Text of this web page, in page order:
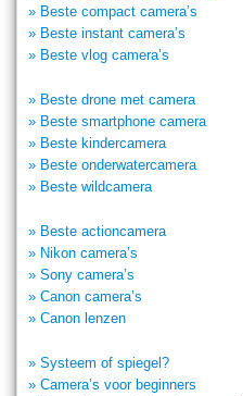
» Beste compact camera’s
» Beste instant camera’s
» Beste vlog camera’s
» Beste drone met camera
» Beste smartphone camera
» Beste kindercamera
» Beste onderwatercamera
» Beste wildcamera
» Beste actioncamera
» Nikon camera’s
» Sony camera’s
» Canon camera’s
» Canon lenzen
» Systeem of spiegel?
» Camera’s voor beginners